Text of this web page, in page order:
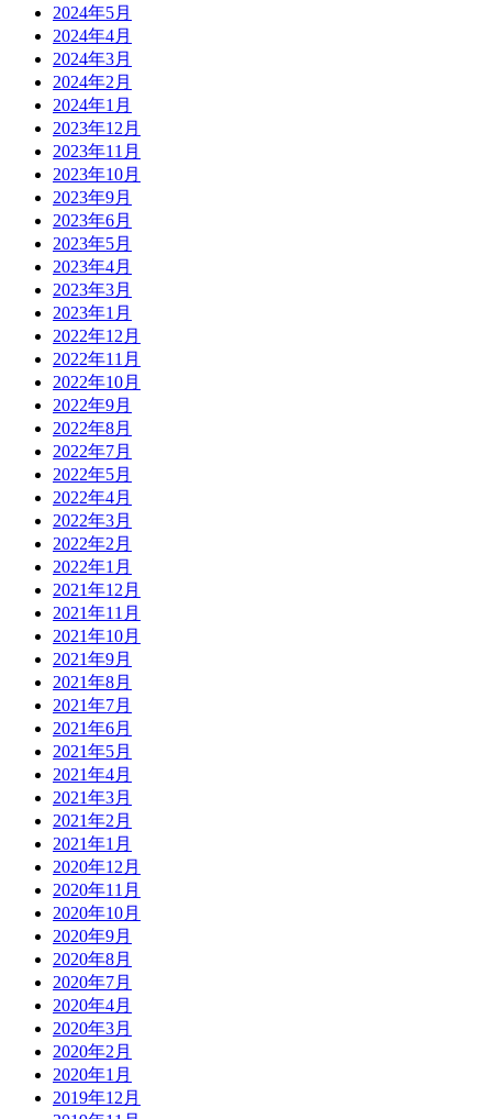
2024年5月
2024年4月
2024年3月
2024年2月
2024年1月
2023年12月
2023年11月
2023年10月
2023年9月
2023年6月
2023年5月
2023年4月
2023年3月
2023年1月
2022年12月
2022年11月
2022年10月
2022年9月
2022年8月
2022年7月
2022年5月
2022年4月
2022年3月
2022年2月
2022年1月
2021年12月
2021年11月
2021年10月
2021年9月
2021年8月
2021年7月
2021年6月
2021年5月
2021年4月
2021年3月
2021年2月
2021年1月
2020年12月
2020年11月
2020年10月
2020年9月
2020年8月
2020年7月
2020年4月
2020年3月
2020年2月
2020年1月
2019年12月